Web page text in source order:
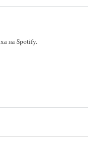
на Spotify.